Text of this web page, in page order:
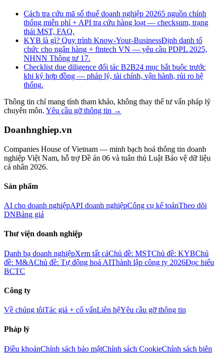
Cách tra cứu mã số thuế doanh nghiệp 20265 nguồn chính
thống miễn phí + API tra cứu hàng loạt — checksum, trạng
thái MST, FAQ.
KYB là gì? Quy trình Know-Your-BusinessĐịnh danh tổ
chức cho ngân hàng + fintech VN — yêu cầu PDPL 2025,
NHNN Thông tư 17.
Checklist due diligence đối tác B2B24 mục bắt buộc trước
khi ký hợp đồng — pháp lý, tài chính, vận hành, rủi ro hệ
thống.
Thông tin chỉ mang tính tham khảo, không thay thế tư vấn pháp lý
chuyên môn. Yêu cầu gỡ thông tin →
Doanhnghiep.vn
Companies House of Vietnam — minh bạch hoá thông tin doanh
nghiệp Việt Nam, hỗ trợ Đề án 06 và tuân thủ Luật Bảo vệ dữ liệu
cá nhân 2026.
Sản phẩm
AI cho doanh nghiệpAPI doanh nghiệpCông cụ kế toánTheo dõi
DNBảng giá
Thư viện doanh nghiệp
Danh bạ doanh nghiệpXem tất cảChủ đề: MSTChủ đề: KYBChủ
đề: M&AChủ đề: Tự động hoá AIThành lập công ty 2026Đọc hiểu
BCTC
Công ty
Về chúng tôiTác giả + cố vấnLiên hệYêu cầu gỡ thông tin
Pháp lý
Điều khoảnChính sách bảo mậtChính sách CookieChính sách biên